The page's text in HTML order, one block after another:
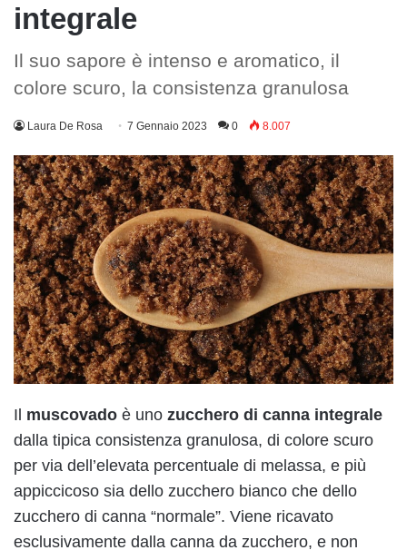
integrale
Il suo sapore è intenso e aromatico, il
colore scuro, la consistenza granulosa
Laura De Rosa 7 Gennaio 2023 0 8.007
Il muscovado è uno zucchero di canna integrale
dalla tipica consistenza granulosa, di colore scuro
per via dell’elevata percentuale di melassa, e più
appiccicoso sia dello zucchero bianco che dello
zucchero di canna “normale”. Viene ricavato
esclusivamente dalla canna da zucchero, e non